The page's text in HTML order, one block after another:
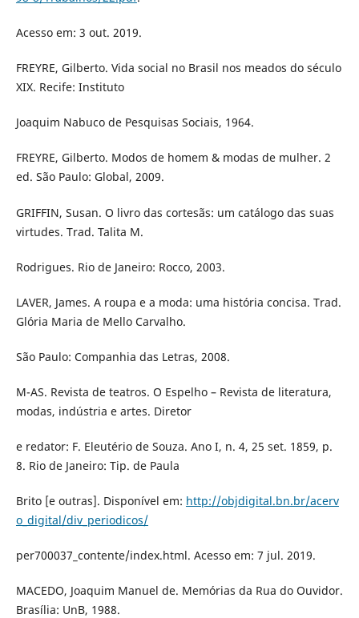
Acesso em: 3 out. 2019.
FREYRE, Gilberto. Vida social no Brasil nos meados do século
XIX. Recife: Instituto
Joaquim Nabuco de Pesquisas Sociais, 1964.
FREYRE, Gilberto. Modos de homem & modas de mulher. 2
ed. São Paulo: Global, 2009.
GRIFFIN, Susan. O livro das cortesãs: um catálogo das suas
virtudes. Trad. Talita M.
Rodrigues. Rio de Janeiro: Rocco, 2003.
LAVER, James. A roupa e a moda: uma história concisa. Trad.
Glória Maria de Mello Carvalho.
São Paulo: Companhia das Letras, 2008.
M-AS. Revista de teatros. O Espelho – Revista de literatura,
modas, indústria e artes. Diretor
e redator: F. Eleutério de Souza. Ano I, n. 4, 25 set. 1859, p.
8. Rio de Janeiro: Tip. de Paula
Brito [e outras]. Disponível em: http://objdigital.bn.br/acerv
o_digital/div_periodicos/
per700037_contente/index.html. Acesso em: 7 jul. 2019.
MACEDO, Joaquim Manuel de. Memórias da Rua do Ouvidor.
Brasília: UnB, 1988.